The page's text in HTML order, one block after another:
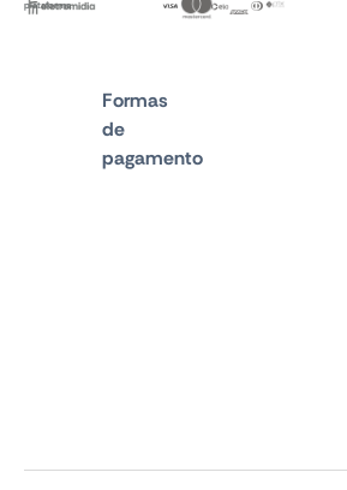
plataforma
Formas
de
pagamento